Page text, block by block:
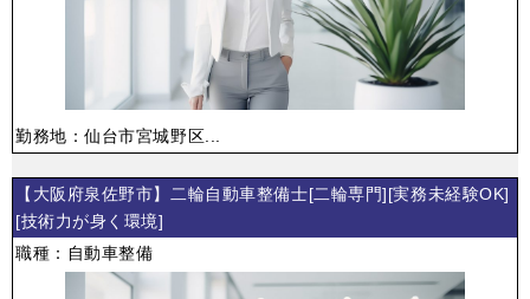
勤務地：仙台市宮城野区...
【大阪府泉佐野市】二輪自動車整備士[二輪専門][実務未経験OK]
[技術力が身く環境]
職種：自動車整備